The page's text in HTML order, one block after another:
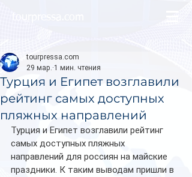
Турция и Египет возглавили
рейтинг самых доступных
пляжных направлений
tourpressa.com
29 мар. 1 мин. чтения
Турция и Египет возглавили рейтинг
самых доступных пляжных
направлений для россиян на майские
праздники. К таким выводам пришли в